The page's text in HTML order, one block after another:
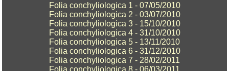
Folia conchyliologica 1 - 07/05/2010
Folia conchyliologica 2 - 03/07/2010
Folia conchyliologica 3 - 15/10/2010
Folia conchyliologica 4 - 31/10/2010
Folia conchyliologica 5 - 13/11/2010
Folia conchyliologica 6 - 31/12/2010
Folia conchyliologica 7 - 28/02/2011
Folia conchyliologica 8 - 06/03/2011